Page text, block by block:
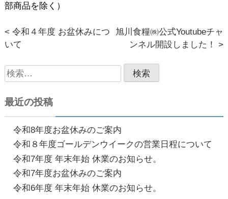
部商品を除く）
投
ナ
ゲ
ー
シ
ョ
ン
< 令和４年度 お盆休みにつ
いて
旭川食糧㈱公式Youtubeチャ
ンネル開設しました！ >
検
索:
最近の投稿
令和8年度お盆休みのご案内
令和８年度ゴールデンウイークの営業日程について
令和7年度 年末年始 休業のお知らせ。
令和7年度お盆休みのご案内
令和6年度 年末年始 休業のお知らせ。